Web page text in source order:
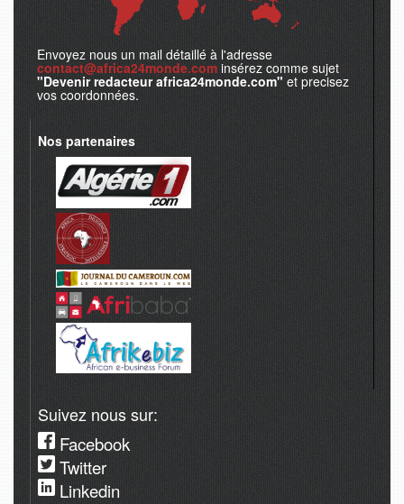
Envoyez nous un mail détaillé à l'adresse
contact@africa24monde.com insérez comme sujet
"Devenir redacteur africa24monde.com" et precisez
vos coordonnées.
Nos partenaires
Suivez nous sur:
Facebook
Twitter
Linkedin